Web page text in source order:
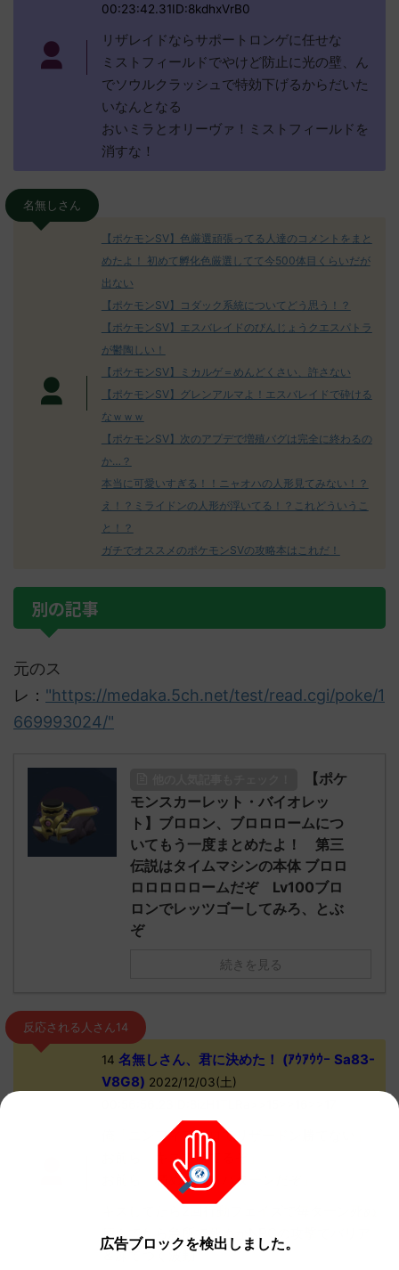
00:23:42.31ID:8kdhxVrB0
リザレイドならサポートロンゲに任せな
ミストフィールドでやけど防止に光の壁、ん
でソウルクラッシュで特効下げるからだいた
いなんとなる
おいミラとオリーヴァ！ミストフィールドを
消すな！
名無しさん
【ポケモンSV】色厳選頑張ってる人達のコメントをまと
めたよ！ 初めて孵化色厳選してて今500体目くらいだが
出ない
【ポケモンSV】コダック系統についてどう思う！？
【ポケモンSV】エスバレイドのびんじょうクエスパトラ
が鬱陶しい！
【ポケモンSV】ミカルゲ＝めんどくさい、許さない
【ポケモンSV】グレンアルマよ！エスバレイドで砕ける
なｗｗｗ
【ポケモンSV】次のアプデで増殖バグは完全に終わるの
か…？
本当に可愛いすぎる！！ニャオハの人形見てみない！？
え！？ミライドンの人形が浮いてる！？これどういうこ
と！？
ガチでオススメのポケモンSVの攻略本はこれだ！
別の記事
元のス
レ： "https://medaka.5ch.net/test/read.cgi/poke/1
669993024/"
【ポケ
モンスカーレット・バイオレッ
ト】ブロロン、ブロロロームにつ
いてもう一度まとめたよ！ 第三
伝説はタイムマシンの本体 ブロロ
ロロロロロームだぞ Lv100ブロ
ロンでレッツゴーしてみろ、とぶ
ぞ
続きを見る
反応される人さん14
14 名無しさん、君に決めた！ (ｱｳｱｳｳｰ Sa83-
V8G8) 2022/12/03(土)
俺「ニンフィアソロでリザードン勝てない」
お前ら「キスで勝てるぞ」
お前ら「積めばワンパターンだぞ」
積んでたら急所で死ぬかNPCの攻撃でバリア
＆凍てつく波動
広告ブロックを検出しました。